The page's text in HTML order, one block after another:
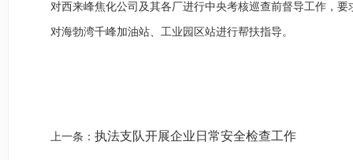
对西来峰焦化公司及其各厂进行中央考核巡查前督导工作，
对海勃湾千峰加油站、工业园区站进行帮扶指导。
上一条： 执法支队开展企业日常安全检查工作